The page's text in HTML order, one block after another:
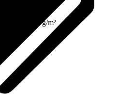
cca 300 g/m²